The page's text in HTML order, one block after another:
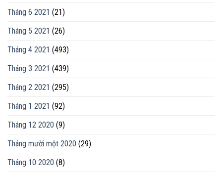
Tháng 6 2021 (21)
Tháng 5 2021 (26)
Tháng 4 2021 (493)
Tháng 3 2021 (439)
Tháng 2 2021 (295)
Tháng 1 2021 (92)
Tháng 12 2020 (9)
Tháng mười một 2020 (29)
Tháng 10 2020 (8)